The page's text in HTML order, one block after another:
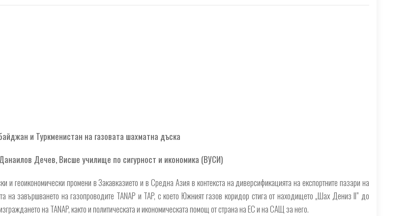
и Туркменистан на газовата шахматна дъска
Дечев, Висше училище по сигурност и икономика (ВУСИ)
и геоикономически промени в Закавказието и в Средна Азия в контекста на диверсификацията на експортните пазари на
на завършването на газопроводите TANAP и TAP, с което Южният газов коридор стига от находището „Шах Дениз ІІ” до
на TANAP, както и политическата и икономическата помощ от страна на ЕС и на САЩ за него.